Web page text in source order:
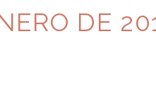
DE